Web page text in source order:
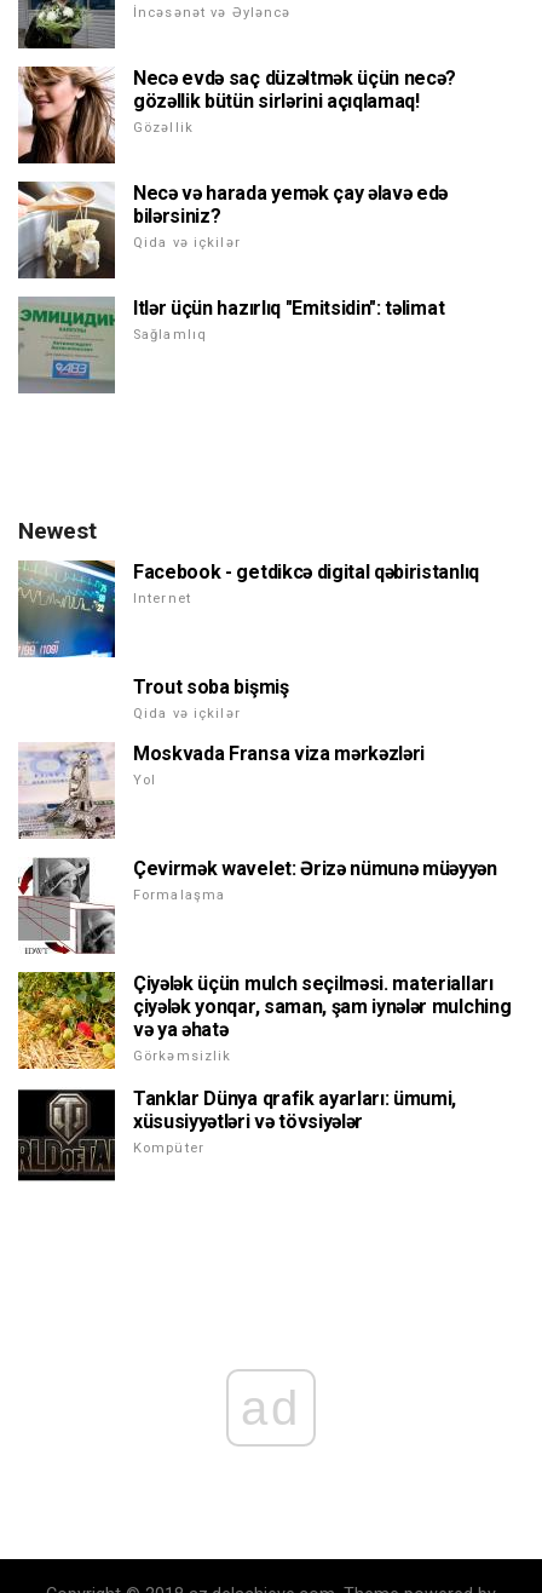
İncəsənət və Əyləncə
Necə evdə saç düzəltmək üçün necə?
gözəllik bütün sirlərini açıqlamaq!
Gözəllik
Necə və harada yemək çay əlavə edə
bilərsiniz?
Qida və içkilər
Itlər üçün hazırlıq "Emitsidin": təlimat
Sağlamlıq
Newest
Facebook - getdikcə digital qəbiristanlıq
Internet
Trout soba bişmiş
Qida və içkilər
Moskvada Fransa viza mərkəzləri
Yol
Çevirmək wavelet: Ərizə nümunə müəyyən
Formalaşma
Çiyələk üçün mulch seçilməsi. materialları
çiyələk yonqar, saman, şam iynələr mulching
və ya əhatə
Görkəmsizlik
Tanklar Dünya qrafik ayarları: ümumi,
xüsusiyyətləri və tövsiyələr
Kompüter
ad